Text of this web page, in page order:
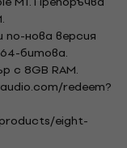
по-нова версия
64-битова.
с 8GB RAM.
redeem?
eight-